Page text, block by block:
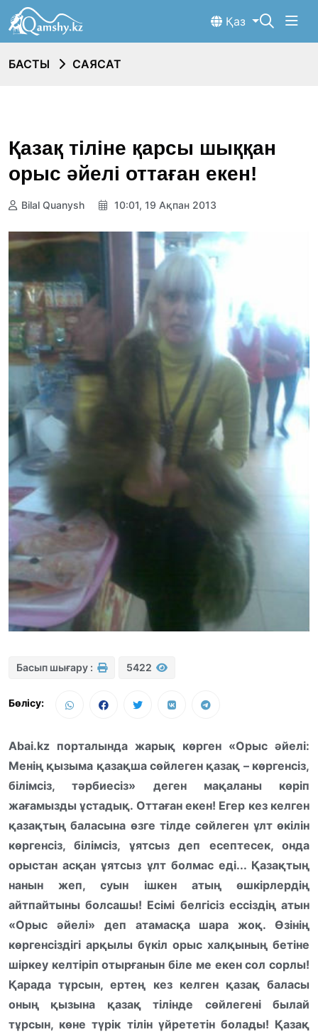
Қаз
БАСТЫ САЯСАТ
Қазақ тіліне қарсы шыққан
орыс әйелі оттаған екен!
Bilal Quanysh 10:01, 19 Ақпан 2013
Басып шығару : 5422
Бөлісу:
Abai.kz порталында жарық көрген «Орыс әйелі:
Менің қызыма қазақша сөйлеген қазақ – көргенсіз,
білімсіз, тәрбиесіз» деген мақаланы көріп
жағамызды ұстадық. Оттаған екен! Егер кез келген
қазақтың баласына өзге тілде сөйлеген ұлт өкілін
көргенсіз, білімсіз, ұятсыз деп есептесек, онда
орыстан асқан ұятсыз ұлт болмас еді... Қазақтың
нанын жеп, суын ішкен атың өшкірлердің
айтпайтыны болсашы! Есімі белгісіз ессіздің атын
«Орыс әйелі» деп атамасқа шара жоқ. Өзінің
көргенсіздігі арқылы бүкіл орыс халқының бетіне
шіркеу келтіріп отырғанын біле ме екен сол сорлы!
Қарада тұрсын, ертең кез келген қазақ баласы
оның қызына қазақ тілінде сөйлегені былай
тұрсын, көне түрік тілін үйрететін болады! Қазақ